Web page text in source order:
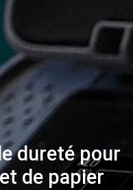
dureté pour
de papier